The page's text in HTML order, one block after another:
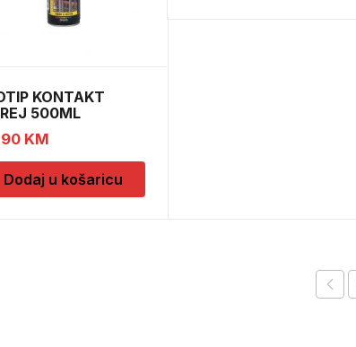
KONTAKT
500ML
KM
Dodaj u košaricu